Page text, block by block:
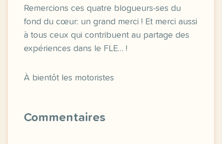
Remercions ces quatre blogueurs-ses du
fond du cœur: un grand merci ! Et merci aussi
à tous ceux qui contribuent au partage des
expériences dans le FLE… !
À bientôt les motoristes
Commentaires